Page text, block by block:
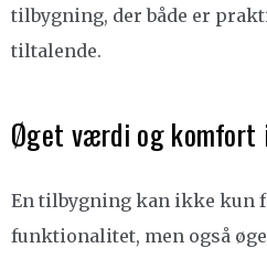
tilbygning, der både er
tiltalende.
Øget værdi og komfort
En tilbygning kan ikke kun
funktionalitet, men også